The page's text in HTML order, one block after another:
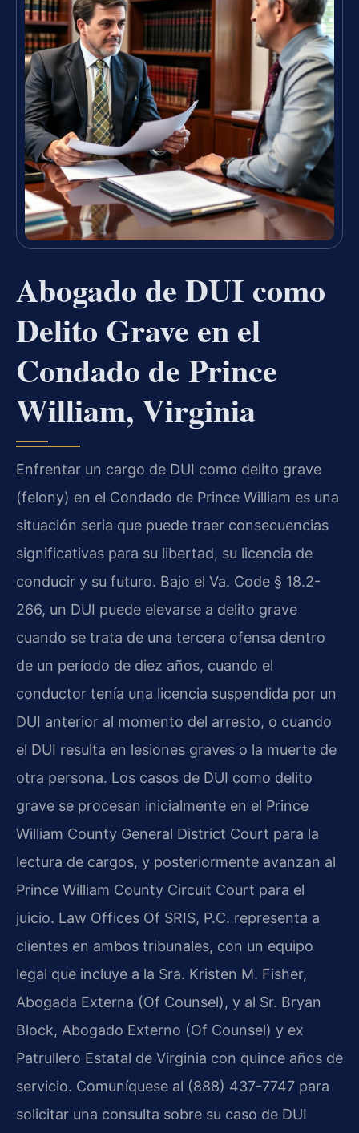
Abogado de DUI como
Delito Grave en el
Condado de Prince
William, Virginia
Enfrentar un cargo de DUI como delito grave
(felony) en el Condado de Prince William es una
situación seria que puede traer consecuencias
significativas para su libertad, su licencia de
conducir y su futuro. Bajo el Va. Code § 18.2-
266, un DUI puede elevarse a delito grave
cuando se trata de una tercera ofensa dentro
de un período de diez años, cuando el
conductor tenía una licencia suspendida por un
DUI anterior al momento del arresto, o cuando
el DUI resulta en lesiones graves o la muerte de
otra persona. Los casos de DUI como delito
grave se procesan inicialmente en el Prince
William County General District Court para la
lectura de cargos, y posteriormente avanzan al
Prince William County Circuit Court para el
juicio. Law Offices Of SRIS, P.C. representa a
clientes en ambos tribunales, con un equipo
legal que incluye a la Sra. Kristen M. Fisher,
Abogada Externa (Of Counsel), y al Sr. Bryan
Block, Abogado Externo (Of Counsel) y ex
Patrullero Estatal de Virginia con quince años de
servicio. Comuníquese al (888) 437-7747 para
solicitar una consulta sobre su caso de DUI